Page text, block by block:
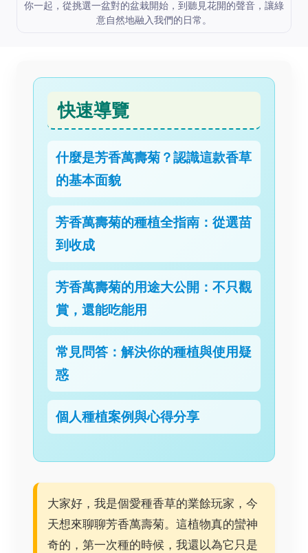
你一起，從挑選一盆對的盆栽開始，到聽見花開的聲音，讓綠
意自然地融入我們的日常。
快速導覽
什麼是芳香萬壽菊？認識這款香草
的基本面貌
芳香萬壽菊的種植全指南：從選苗
到收成
芳香萬壽菊的用途大公開：不只觀
賞，還能吃能用
常見問答：解決你的種植與使用疑
惑
個人種植案例與心得分享
大家好，我是個愛種香草的業餘玩家，今
天想來聊聊芳香萬壽菊。這植物真的蠻神
奇的，第一次種的時候，我還以為它只是